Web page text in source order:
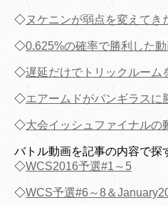
◇ヌケニンが弱点を変えてき
◇0.625%の確率で勝利した
◇遅延だけでトリックルーム
◇エアームドがバンギラスに
◇大会イッシュファイナルの
バトル動画を記事の内容で探
◇WCS2016予選#1～5
◇WCS予選#6～8＆